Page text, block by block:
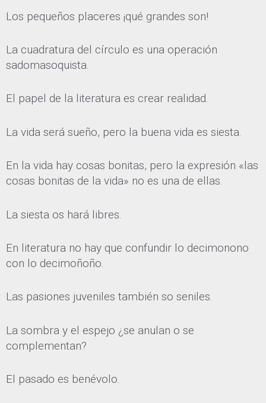
Los pequeños placeres ¡qué grandes son!
La cuadratura del círculo es una operación
sadomasoquista.
El papel de la literatura es crear realidad.
La vida será sueño, pero la buena vida es siesta.
En la vida hay cosas bonitas, pero la expresión «las
cosas bonitas de la vida» no es una de ellas.
La siesta os hará libres.
En literatura no hay que confundir lo decimonono
con lo decimoñoño.
Las pasiones juveniles también so seniles.
La sombra y el espejo ¿se anulan o se
complementan?
El pasado es benévolo.